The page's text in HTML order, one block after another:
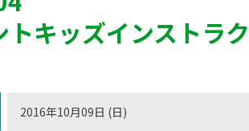
キッズインストラ
2016年10月09日 (日)